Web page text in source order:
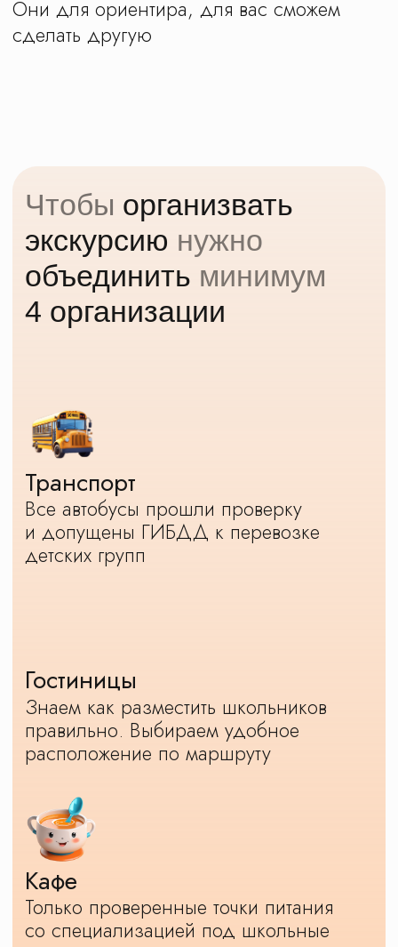
Гиды
Грамотно составляем маршрут с учетом
ваших интересов и наших дорог
расположение по маршруту
Туров в Москву из
Нижнего Новгорода
много
Но наши уникальные. И вот почему:
Мы нашли баланс между насыщенностью
и свободным временем в программе.
наоборот, праздно бродить по городу.
Да, наши цены выше, чем у многих,
но нет ничего за дополнительную плату.
Вы приезжаете и открываете для себя
Москву. Со всех сторон, с полным
погружением. Наши программы
интересные и атмосферные. Но, если что-
то вам не понравилось, мы внесем любые
Продумали программу